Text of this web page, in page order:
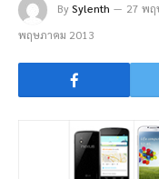
BySylenth 27 พฤ
พฤษภาคม 2013